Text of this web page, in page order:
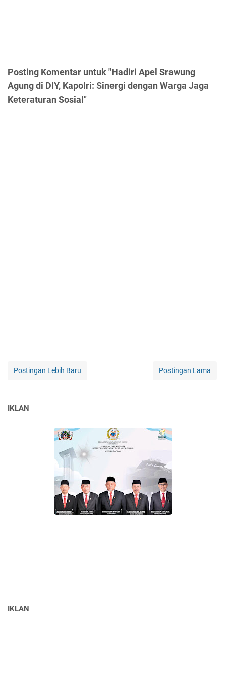
Posting Komentar untuk "Hadiri Apel Srawung
Agung di DIY, Kapolri: Sinergi dengan Warga Jaga
Keteraturan Sosial"
Postingan Lebih Baru Postingan Lama
IKLAN
IKLAN